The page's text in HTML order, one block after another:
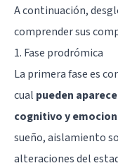
A continuación,
comprender sus
1. Fase prodrómica
La primera fase es
cual pueden
cognitivo y
sueño, aislamiento
alteraciones del